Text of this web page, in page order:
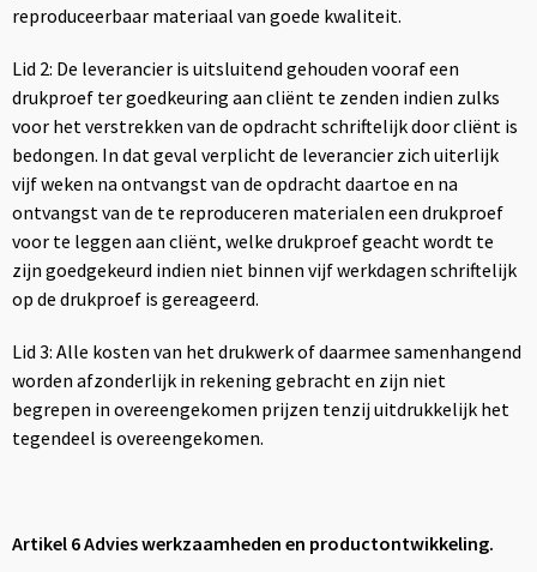
reproduceerbaar materiaal van goede kwaliteit.
Lid 2: De leverancier is uitsluitend gehouden vooraf een
drukproef ter goedkeuring aan cliënt te zenden indien zulks
voor het verstrekken van de opdracht schriftelijk door cliënt is
bedongen. In dat geval verplicht de leverancier zich uiterlijk
vijf weken na ontvangst van de opdracht daartoe en na
ontvangst van de te reproduceren materialen een drukproef
voor te leggen aan cliënt, welke drukproef geacht wordt te
zijn goedgekeurd indien niet binnen vijf werkdagen schriftelijk
op de drukproef is gereageerd.
Lid 3: Alle kosten van het drukwerk of daarmee samenhangend
worden afzonderlijk in rekening gebracht en zijn niet
begrepen in overeengekomen prijzen tenzij uitdrukkelijk het
tegendeel is overeengekomen.
Artikel 6 Advies werkzaamheden en productontwikkeling.